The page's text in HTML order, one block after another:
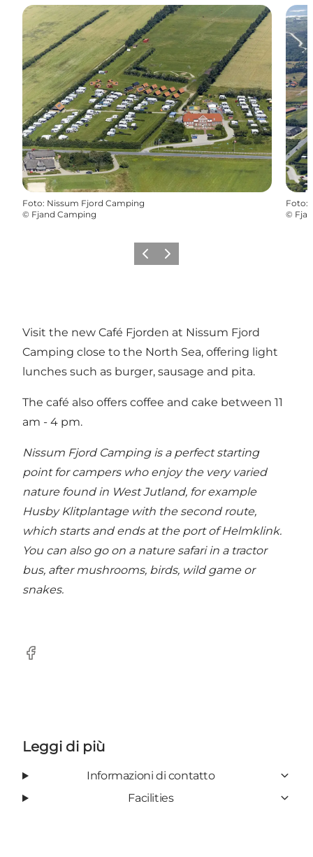
Foto: Nissum Fjord Camping
© Fjand Camping
Foto:
©
Precedente
Avanti
Visit the new Café Fjorden at Nissum Fjord
Camping close to the North Sea, offering light
lunches such as burger, sausage and pita.
The café also offers coffee and cake between 11
am - 4 pm.
Nissum Fjord Camping is a perfect starting
point for campers who enjoy the very varied
nature found in West Jutland, for example
Husby Klitplantage with the second route,
which starts and ends at the port of Helmklink.
You can also go on a nature safari in a tractor
bus, after mushrooms, birds, wild game or
snakes.
Facebook
Leggi di più
Informazioni di contatto
Facilities